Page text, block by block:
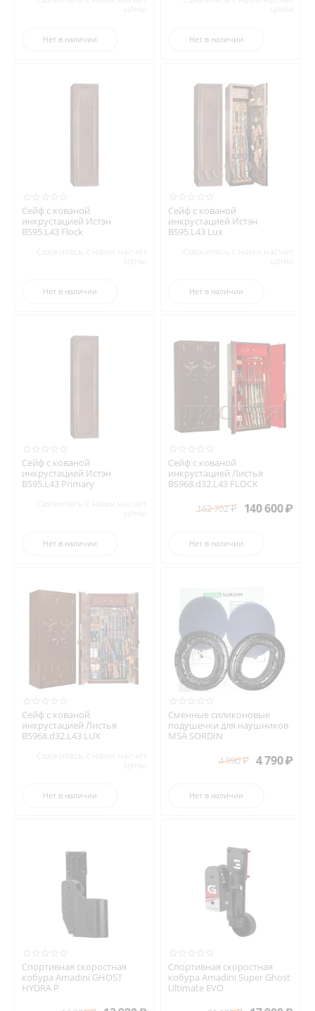
Нет в наличии Нет в наличии
Сейф с кованой
инкрустацией Истэн
BS95.L43 Flock
Нет в наличии
Сейф с кованой
инкрустацией Истэн
BS95.L43 Lux
Нет в наличии
Сейф с кованой
инкрустацией Истэн
BS95.L43 Primary
Нет в наличии
Сейф с кованой
инкрустацией Листья
BS968.d32.L43 FLOCK
162 702₽ 140 600₽
Нет в наличии
Сейф с кованой
инкрустацией Листья
BS968.d32.L43 LUX
Нет в наличии
Сменные силиконовые
подушечки для наушников
MSA SORDIN
4 990₽ 4 790₽
Нет в наличии
Спортивная скоростная
кобура Amadini GHOST
HYDRA P
Спортивная скоростная
кобура Amadini Super Ghost
Ultimate EVO